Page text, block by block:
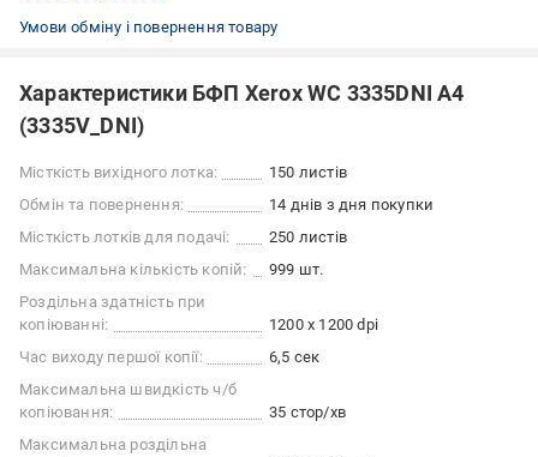
Умови обміну і повернення товару
Характеристики БФП Xerox WC 3335DNI А4
(3335V_DNI)
Місткість вихідного лотка:
150 листів
Обмін та повернення:
14 днів з дня покупки
Місткість лотків для подачі:
250 листів
Максимальна кількість копій:
999 шт.
Роздільна здатність при
копіюванні:
1200 х 1200 dpi
Час виходу першої копії:
6,5 сек
Максимальна швидкість ч/б
копіювання:
35 стор/хв
Максимальна роздільна